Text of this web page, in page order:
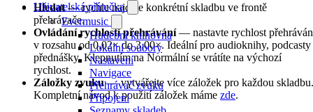
Uživatelská příručka
Evermusic
Hudební knihovna
Lokální soubory
Nastavení
Navigace
Přehrávač zvuku
Připojení
Hledat— rychle najděte konkrétní skladbu ve frontě
přehrávače.
Ovládání rychlosti přehrávání— nastavte rychlost
v rozsahu od 0,02× do 3,00×. Ideální pro audioknihy, podcasty
přednášky. Klepnutím na Normální se vrátíte na výchozí
rychlost.
Záložky zvuku— vytvářejte více záložek pro každou skladbu.
Kompletní návod k použití záložek máme zde.